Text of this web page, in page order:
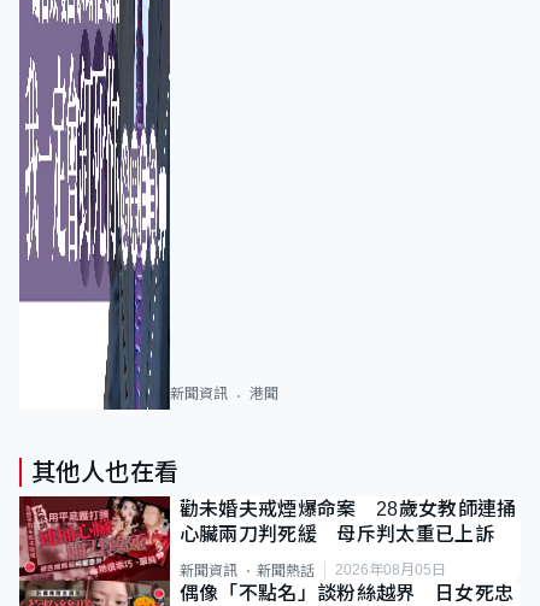
新聞資訊 港聞
其他人也在看
勸未婚夫戒煙爆命案 28歲女教師連捅
心臟兩刀判死緩 母斥判太重已上訴
新聞資訊 新聞熱話 2026年08月05日
偶像「不點名」談粉絲越界 日女死忠